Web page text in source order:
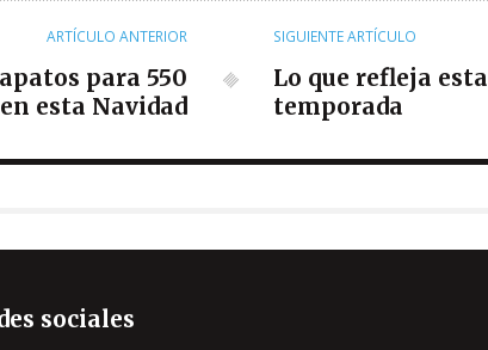
ARTÍCULO ANTERIOR
para 550
esta Navidad
SIGUIENTE ARTÍCULO
Lo que refleja esta
temporada
sociales